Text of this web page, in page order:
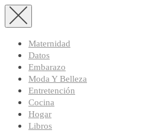
Maternidad
Datos
Embarazo
Moda Y Belleza
Entretención
Cocina
Hogar
Libros